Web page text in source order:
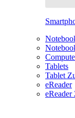
Tablets
Tablet
eReader
eReader